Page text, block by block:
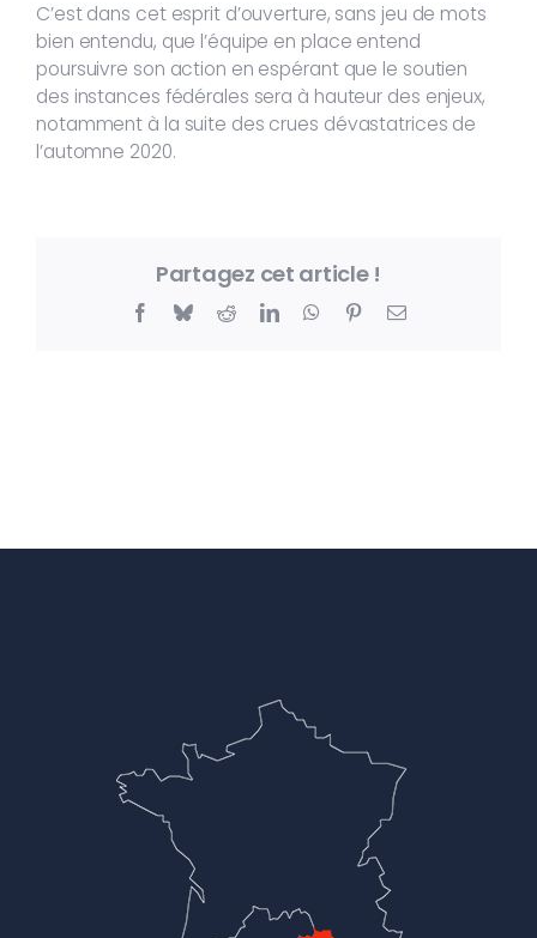
C’est dans cet esprit d’ouverture, sans jeu de mots
bien entendu, que l’équipe en place entend
poursuivre son action en espérant que le soutien
des instances fédérales sera à hauteur des enjeux,
notamment à la suite des crues dévastatrices de
l’automne 2020.
Partagez cet article !
Facebook
BlueskyRedditLinkedInWhatsApp
PinterestEmail